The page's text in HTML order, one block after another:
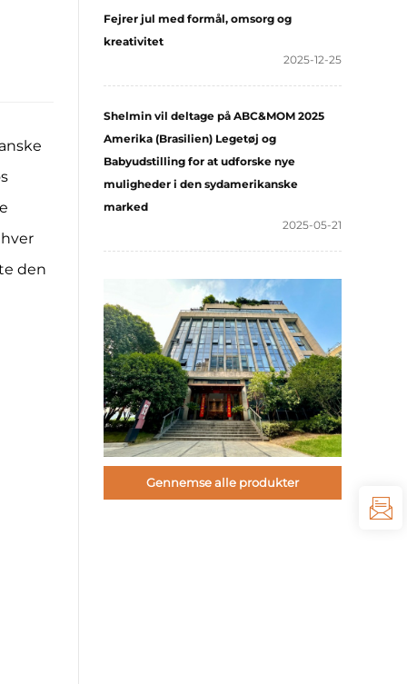
den
Fejrer jul med formål, omsorg og
kreativitet
2025-12-25
Shelmin vil deltage på ABC&MOM 2025
Amerika (Brasilien) Legetøj og
Babyudstilling for at udforske nye
muligheder i den sydamerikanske
marked
2025-05-21
Gennemse alle produkter